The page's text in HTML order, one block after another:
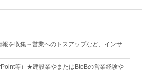
を収集～営業へのトスアップなど、インサ
等）★建設業やまたはBtoBの営業経験や